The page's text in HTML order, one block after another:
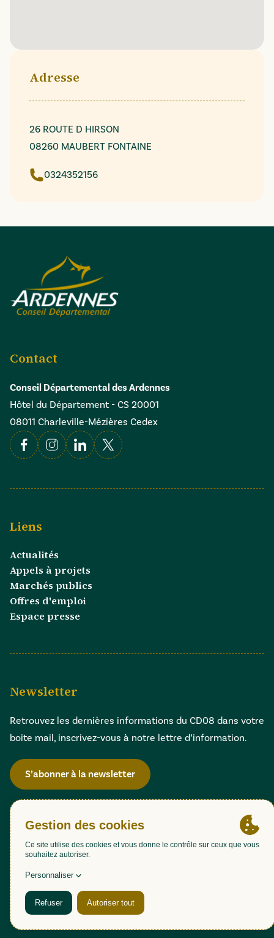
Adresse
26 ROUTE D HIRSON
08260 MAUBERT FONTAINE
0324352156
Contact
Conseil Départemental des Ardennes
Hôtel du Département - CS 20001
08011 Charleville-Mézières Cedex
FacebookInstagramLinkedin
X
Liens
Actualités
Appels à projets
Marchés publics
Offres d'emploi
Espace presse
Newsletter
Retrouvez les dernières informations du CD08 dans votre
boite mail, inscrivez-vous à notre lettre d’information.
S’abonner à la newsletter
Gestion des cookies
Accessibilité : partiellement conforme (98,51%)
Mentions légales
Politique de confidentialité
Plan du site
Une création